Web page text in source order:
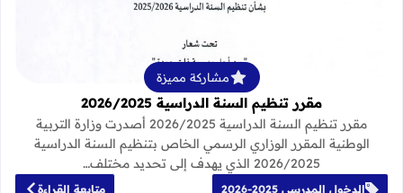
مشاركة مميزة
مقرر تنظيم السنة الدراسية 2026/2025
مقرر تنظيم السنة الدراسية 2026/2025 أصدرت وزارة التربية
الوطنية المقرر الوزاري الرسمي الخاص بتنظيم السنة الدراسية
2026/2025 الذي يهدف إلى تحديد مختلف…
الدخول المدرسي 2025-2026 متابعة القراءة